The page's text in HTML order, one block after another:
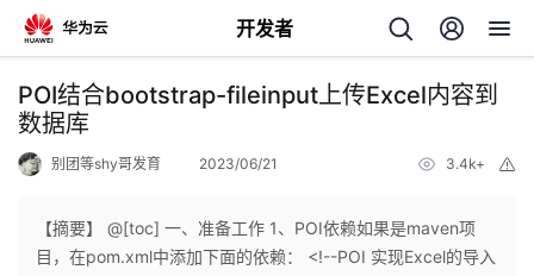
开发者
返
回
POI结合bootstrap-fileinput上传Excel内容到
数据库
别团等shy哥发育 2023/06/21 3.4k+
【摘要】 @[toc] 一、准备工作 1、POI依赖如果是maven项
目，在pom.xml中添加下面的依赖： <!--POI 实现Excel的导入